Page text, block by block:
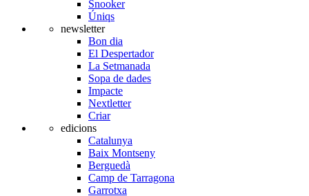
Snooker
Úniqs
newsletter
Bon dia
El Despertador
La Setmanada
Sopa de dades
Impacte
Nextletter
Criar
edicions
Catalunya
Baix Montseny
Berguedà
Camp de Tarragona
Garrotxa